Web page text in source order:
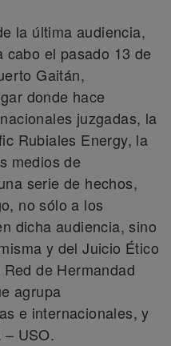
la última audiencia,
cabo el pasado 13 de
Gaitán,
donde hace
juzgadas, la
Rubiales Energy, la
medios de
serie de hechos,
no sólo a los
dicha audiencia, sino
y del Juicio Ético
de Hermandad
agrupa
e internacionales, y
USO.